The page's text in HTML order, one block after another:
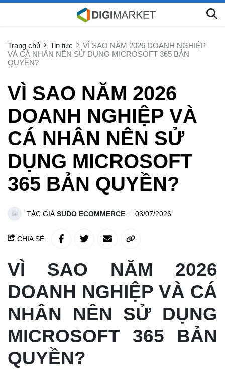
Trang chủ Tin tức
VÌ SAO NĂM 2026 DOANH NGHIỆP
VÀ CÁ NHÂN NÊN SỬ DỤNG MICROSOFT 365 BẢN
QUYỀN?
VÌ SAO NĂM 2026
DOANH NGHIỆP VÀ
CÁ NHÂN NÊN SỬ
DỤNG MICROSOFT
365 BẢN QUYỀN?
TÁC GIẢ SUDO ECOMMERCE 03/07/2026
CHIA SẺ:
VÌ SAO NĂM 2026
DOANH NGHIỆP VÀ CÁ
NHÂN NÊN SỬ DỤNG
MICROSOFT 365 BẢN
QUYỀN?